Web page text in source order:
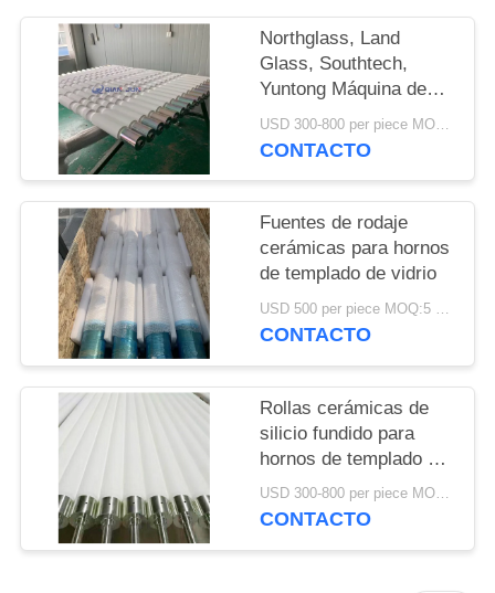
MAPA
DEL
SITIO
PRIVACY
POLICY
Northglass, Land
Glass, Southtech,
Yuntong Máquina de
templado de vidrio
rodillo cerámico de alta
USD 300-800 per piece MOQ:5 piezas
CONTACTO
Fuentes de rodaje
cerámicas para hornos
de templado de vidrio
USD 500 per piece MOQ:5 piezas
CONTACTO
Rollas cerámicas de
silicio fundido para
hornos de templado de
vidrio, producción de
acero de silicio, línea
USD 300-800 per piece MOQ:5 piezas
CONTACTO